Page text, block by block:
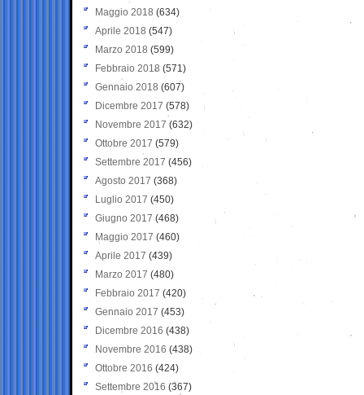
Maggio 2018 (634)
Aprile 2018 (547)
Marzo 2018 (599)
Febbraio 2018 (571)
Gennaio 2018 (607)
Dicembre 2017 (578)
Novembre 2017 (632)
Ottobre 2017 (579)
Settembre 2017 (456)
Agosto 2017 (368)
Luglio 2017 (450)
Giugno 2017 (468)
Maggio 2017 (460)
Aprile 2017 (439)
Marzo 2017 (480)
Febbraio 2017 (420)
Gennaio 2017 (453)
Dicembre 2016 (438)
Novembre 2016 (438)
Ottobre 2016 (424)
Settembre 2016 (367)